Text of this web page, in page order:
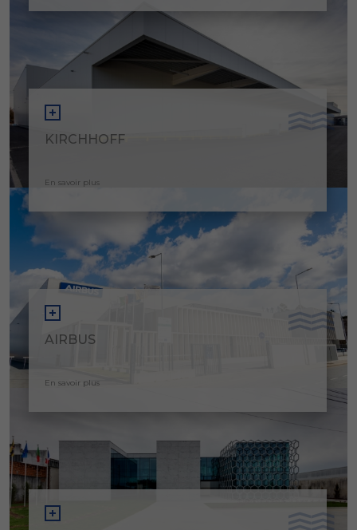
KIRCHHOFF
En savoir plus
AIRBUS
En savoir plus